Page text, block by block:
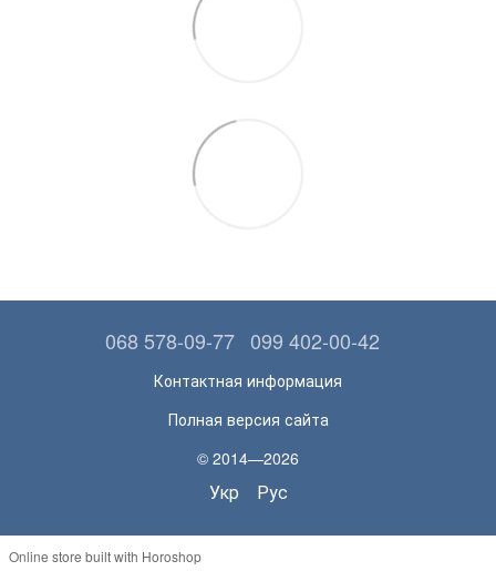
068 578-09-77 099 402-00-42
Контактная информация
Полная версия сайта
© 2014—2026
Укр Рус
Online store built with Horoshop